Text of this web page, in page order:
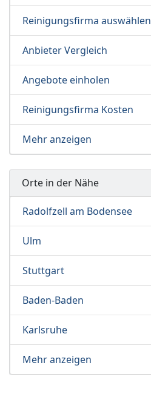
Reinigungsfirma auswählen
Anbieter Vergleich
Angebote einholen
Reinigungsfirma Kosten
Mehr anzeigen
Orte in der Nähe
Radolfzell am Bodensee
Ulm
Stuttgart
Baden-Baden
Karlsruhe
Mehr anzeigen